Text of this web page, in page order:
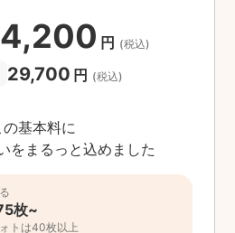
円 (税込)
29,700 円 (税込)
の基本料に
をまるっと込めました
枚~
トは40枚以上